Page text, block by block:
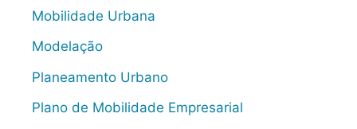
Mobilidade Urbana
Modelação
Planeamento Urbano
Plano de Mobilidade Empresarial